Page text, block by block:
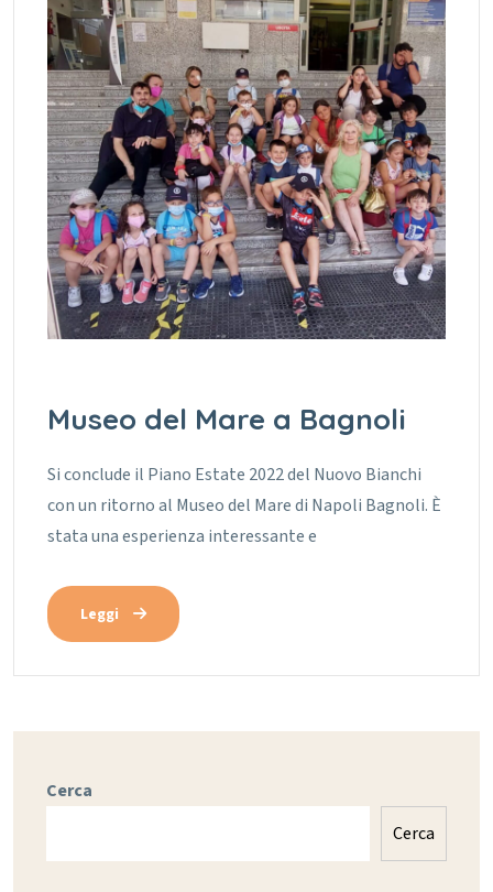
Museo del Mare a Bagnoli
Si conclude il Piano Estate 2022 del Nuovo Bianchi
con un ritorno al Museo del Mare di Napoli Bagnoli. È
stata una esperienza interessante e
Leggi
Cerca
Cerca